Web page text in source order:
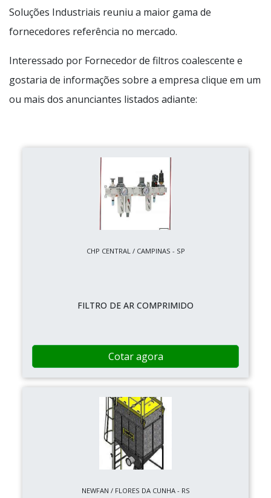
Soluções Industriais reuniu a maior gama de
fornecedores referência no mercado.
Interessado por Fornecedor de filtros coalescente e
gostaria de informações sobre a empresa clique em um
ou mais dos anunciantes listados adiante:
CHP CENTRAL / CAMPINAS - SP
FILTRO DE AR COMPRIMIDO
Cotar agora
NEWFAN / FLORES DA CUNHA - RS